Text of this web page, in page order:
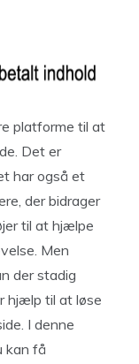
platforme til at
Det er
har også et
der bidrager
til at hjælpe
Men
der stadig
hjælp til at løse
I denne
kan få